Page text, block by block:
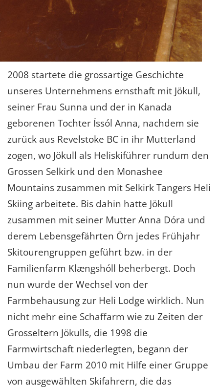
2008 startete die grossartige Geschichte
unseres Unternehmens ernsthaft mit Jökull,
seiner Frau Sunna und der in Kanada
geborenen Tochter Íssól Anna, nachdem sie
zurück aus Revelstoke BC in ihr Mutterland
zogen, wo Jökull als Heliskiführer rundum den
Grossen Selkirk und den Monashee
Mountains zusammen mit Selkirk Tangers Heli
Skiing arbeitete. Bis dahin hatte Jökull
zusammen mit seiner Mutter Anna Dóra und
derem Lebensgefährten Örn jedes Frühjahr
Skitourengruppen geführt bzw. in der
Familienfarm Klængshóll beherbergt. Doch
nun wurde der Wechsel von der
Farmbehausung zur Heli Lodge wirklich. Nun
nicht mehr eine Schaffarm wie zu Zeiten der
Grosseltern Jökulls, die 1998 die
Farmwirtschaft niederlegten, begann der
Umbau der Farm 2010 mit Hilfe einer Gruppe
von ausgewählten Skifahrern, die das